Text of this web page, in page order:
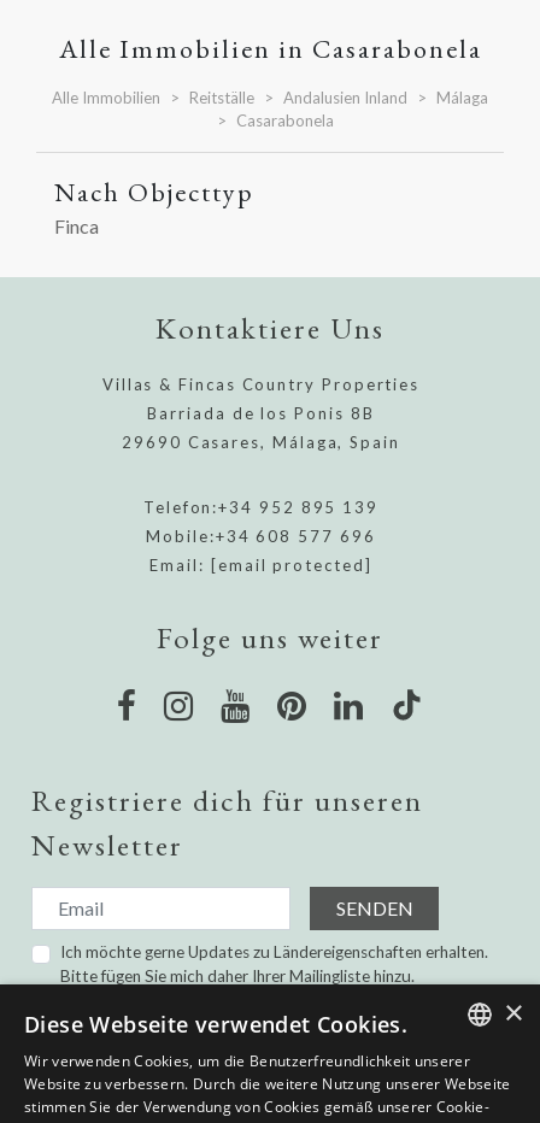
Alle Immobilien in Casarabonela
Alle Immobilien Reitställe Andalusien Inland
Málaga
Casarabonela
Nach Objecttyp
Finca
Kontaktiere Uns
Villas & Fincas Country Properties
Barriada de los Ponis 8B
29690 Casares, Málaga, Spain
Telefon:+34 952 895 139
Mobile:+34 608 577 696
Email: [email protected]
Folge uns weiter
Registriere dich für unseren
Newsletter
SENDEN
Ich möchte gerne Updates zu Ländereigenschaften erhalten.
Bitte fügen Sie mich daher Ihrer Mailingliste hinzu.
Datenschutz-Bestimmungen.
ENGLISH
SPANISH
×
Diese Webseite verwendet Cookies.
Wir verwenden Cookies, um die Benutzerfreundlichkeit unserer
Website zu verbessern. Durch die weitere Nutzung unserer Webseite
stimmen Sie der Verwendung von Cookies gemäß unserer Cookie-